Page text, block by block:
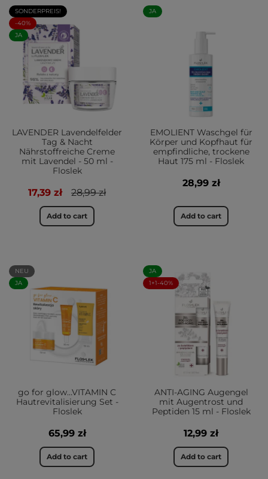
SONDERPREIS!
-40%
JA
LAVENDER Lavendelfelder
Tag & Nacht
Nährstoffreiche Creme
mit Lavendel - 50 ml -
Floslek
17,39 zł 28,99 zł
Add to cart
JA
EMOLIENT Waschgel für
Körper und Kopfhaut für
empfindliche, trockene
Haut 175 ml - Floslek
28,99 zł
Add to cart
NEU
JA
go for glow…VITAMIN C
Hautrevitalisierung Set -
Floslek
65,99 zł
Add to cart
JA
1+1-40%
ANTI-AGING Augengel
mit Augentrost und
Peptiden 15 ml - Floslek
12,99 zł
Add to cart